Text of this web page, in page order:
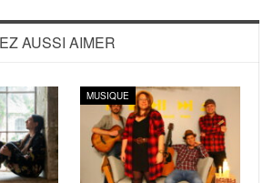
AUSSI AIMER
MUSIQUE